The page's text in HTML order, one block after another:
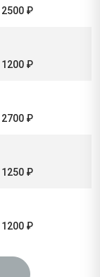
2500 ₽
1200 ₽
2700 ₽
1250 ₽
1200 ₽